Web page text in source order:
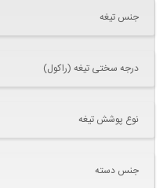
جنس تیغه
درجه سختی تیغه (راکول)
نوع پوشش تیغه
جنس دسته